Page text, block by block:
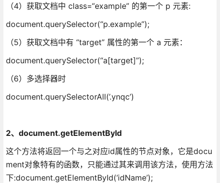
（4）获取文档中 class=“example” 的第一个 p 元素:
document.querySelector(“p.example”);
（5）获取文档中有 “target” 属性的第一个 a 元素：
document.querySelector(“a[target]”);
（6）多选择器时
document.querySelectorAll(’.ynqc’)
2、document.getElementById
这个方法将返回一个与之对应id属性的节点对象，它是docu
ment对象特有的函数，只能通过其来调用该方法，使用方法
下:document.getElementById(‘idName’);